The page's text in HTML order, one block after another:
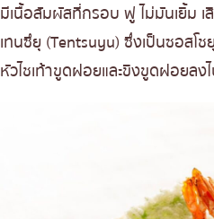
มีเนื้อสัมผัสที่กรอบ ฟู ไม่มันเยิ้ม
เทนซึยุ (Tentsuyu) ซึ่งเป็นซอสโ
หัวไชเท้าขูดฝอยและขิงขูดฝอยลง